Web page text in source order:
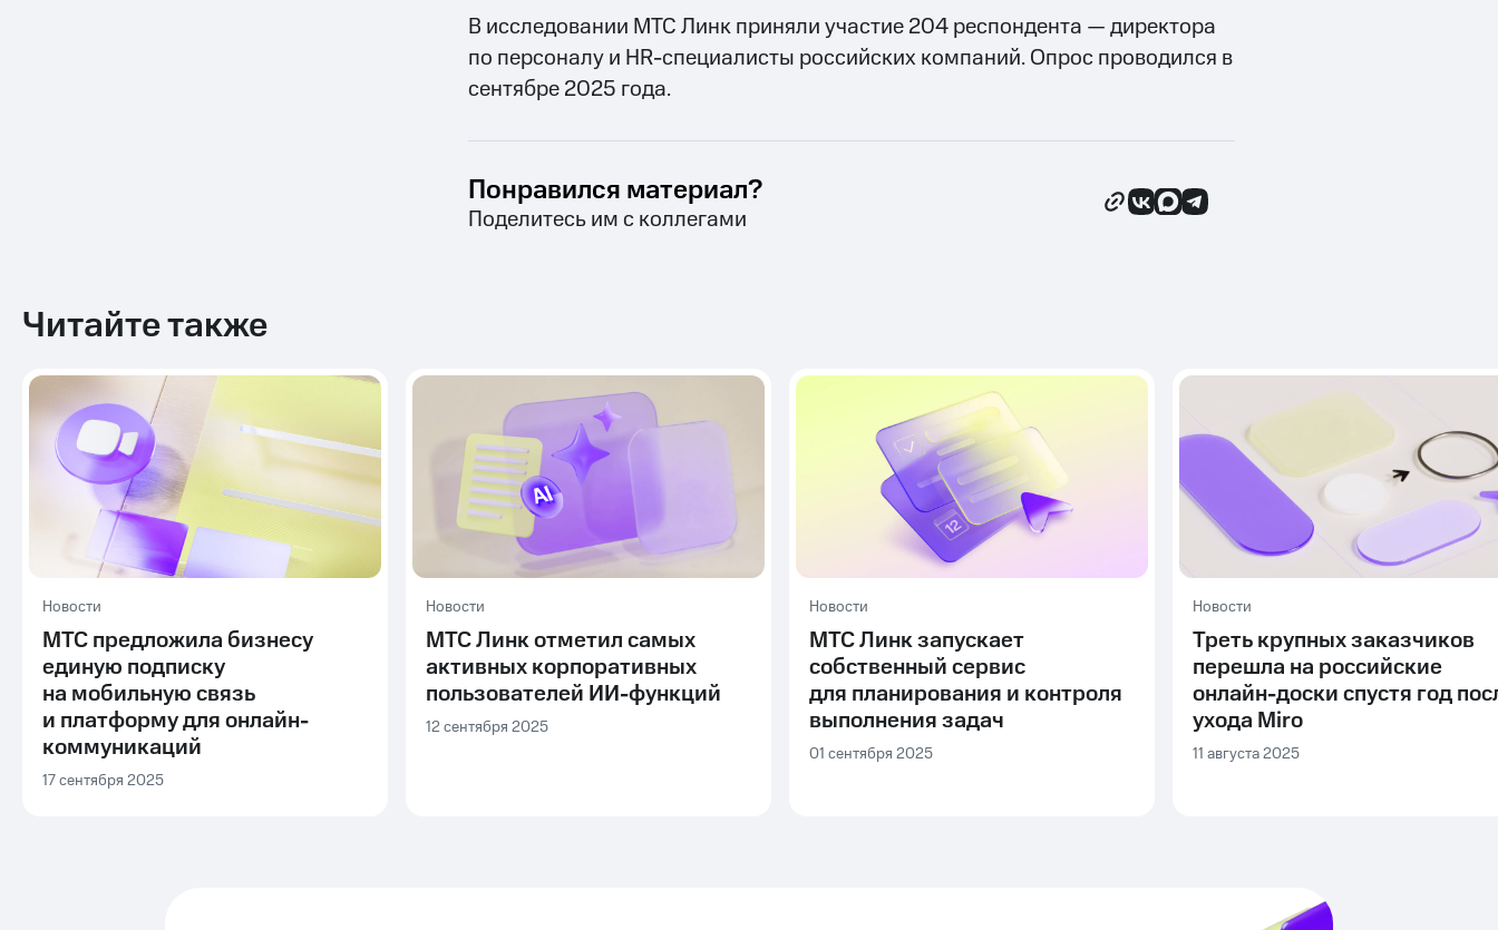
В исследовании МТС Линк приняли участие 204 респондента — директора
по персоналу и HR-специалисты российских компаний. Опрос проводился в
сентябре 2025 года.
Понравился материал?
Поделитесь им с коллегами
Читайте также
Новости
МТС предложила бизнесу
единую подписку
на мобильную связь
и платформу для онлайн-
коммуникаций
17 сентября 2025
Новости
МТС Линк отметил самых
активных корпоративных
пользователей ИИ-функций
12 сентября 2025
Новости
МТС Линк запускает
собственный сервис
для планирования и контроля
выполнения задач
01 сентября 2025
Новости
Треть крупных заказчиков
перешла на российские
онлайн-доски спустя год
ухода Miro
11 августа 2025